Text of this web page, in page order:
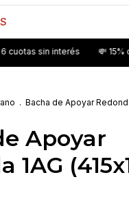
interés 💸 15% off con
. Bacha de Apoyar
Apoyar
1AG